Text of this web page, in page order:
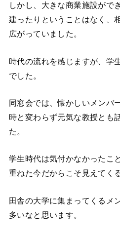
しかし、大きな商業施設がで
建ったりということはなく、
広がっていました。
時代の流れを感じますが、学
でした。
同窓会では、懐かしいメンバ
時と変わらず元気な教授とも
た。
学生時代は気付かなかったこ
重ねた今だからこそ見えてく
田舎の大学に集まってくるメ
多いなと思います。